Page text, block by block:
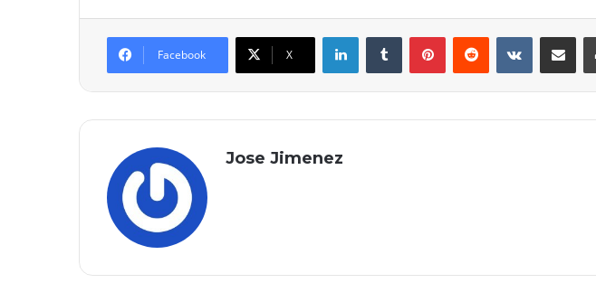
Facebook X
LinkedInTumblr PinterestReddit VKontakte
Compartir
Jose Jimenez